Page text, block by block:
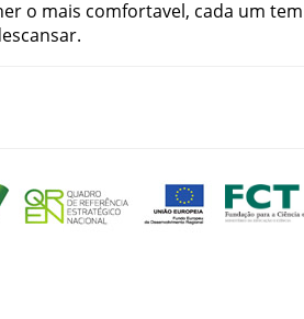
o mais comfortavel, cada um tem
.